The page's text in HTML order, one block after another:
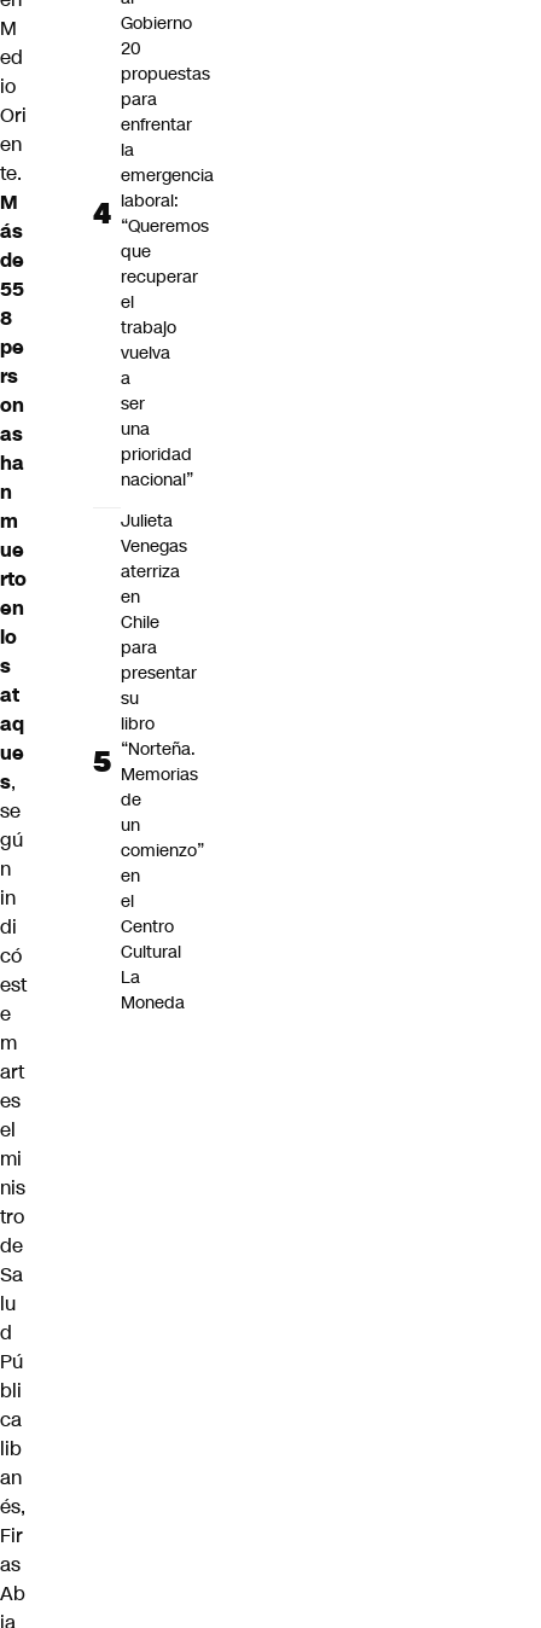
M
ed
io
Ori
en
te.
M
ás
de
55
8
pe
rs
on
as
ha
n
m
ue
rto
en
lo
s
at
aq
ue
s,
se
gú
n
in
di
có
est
e
m
art
es
el
mi
nis
tro
de
Sa
lu
d
Pú
bli
ca
lib
an
és,
Fir
as
Ab
ia
Gobierno
20
propuestas
para
enfrentar
la
emergencia
laboral:
“Queremos
que
recuperar
el
trabajo
vuelva
a
ser
una
prioridad
nacional”
Julieta
Venegas
aterriza
en
Chile
para
presentar
su
libro
“Norteña.
Memorias
de
un
comienzo”
en
el
Centro
Cultural
La
Moneda